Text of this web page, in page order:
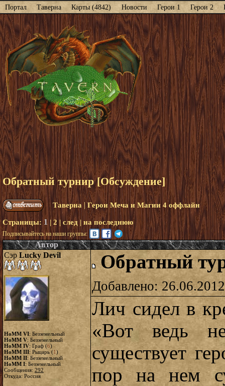
Портал Таверна Карты (4842) Новости Герои 1 Герои 2
Обратный турнир [Обсуждение]
Таверна |Герои Меча и Магии 4 оффлайн
Страницы: 1 | 2 | след | на последнюю
Подписывайтесь на наши группы:
Автор
Сэр Lucky Devil
HoMM VI: Безземельный
HoMM V: Безземельный
HoMM IV: Граф (6)
HoMM III: Рыцарь (1)
HoMM II: Безземельный
HoMM I: Безземельный
Сообщения: 292
Откуда: Россия
Обратный
Добавлено:
Лич сидел в
«Вот ведь
существует
пор на нем